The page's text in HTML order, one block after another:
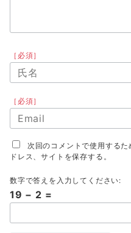
［必須］
［必須］
次回のコメントで使用する
ドレス、サイトを保存する。
数字で答えを入力してください:
19 − 2 =